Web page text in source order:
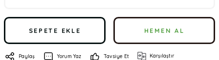
SEPETE EKLE HEMEN AL
Paylaş Yorum Yaz Tavsiye Et Karşılaştır